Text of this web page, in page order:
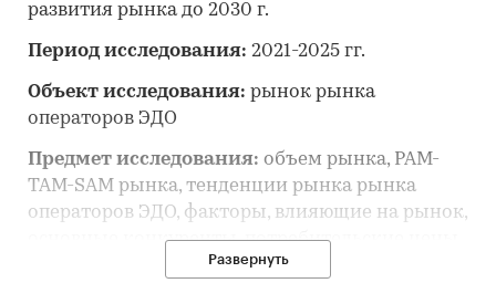
развития рынка до 2030 г.
Период исследования: 2021-2025 гг.
Объект исследования: рынок рынка
операторов ЭДО
Предмет исследования: объем рынка, PAM-
TAM-SAM рынка, тенденции рынка рынка
операторов ЭДО, факторы, влияющие на рынок,
основные конкуренты, потребительские цены,
отраслевые финансово-экономические
Развернуть